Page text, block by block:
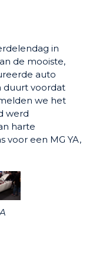
in
de mooiste,
auto
duurt voordat
we het
werd
harte
voor een MG YA,